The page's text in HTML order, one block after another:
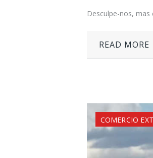
Desculpe-nos,
READ MORE
COMERCIO